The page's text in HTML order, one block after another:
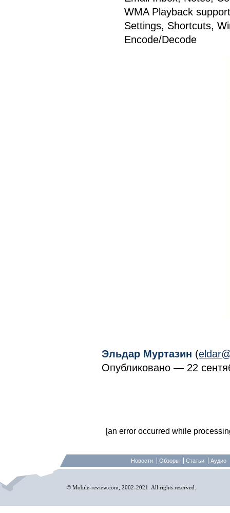
WMA Playback
Settings, Shortcuts,
Encode/Decode
Эльдар Муртазин (
Опубликовано — 22
[an error occurred while
Новости Обзоры Статьи Аудио
© Mobile-review.com, 2002-2021. All rights reserved.